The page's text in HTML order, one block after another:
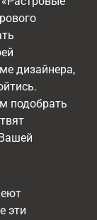
дизайнера,
подобрать
эти